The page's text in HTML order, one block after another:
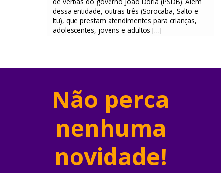
dessa entidade, outras três (Sorocaba, Salto e
Itu), que prestam atendimentos para crianças,
adolescentes, jovens e adultos […]
Não perca
nenhuma
novidade!